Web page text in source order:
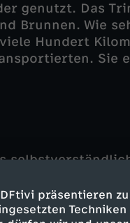
präsentieren
genutzt. Das
Brunnen. Wie
Hundert
Sie
ändert sich die
seine
Gegenden